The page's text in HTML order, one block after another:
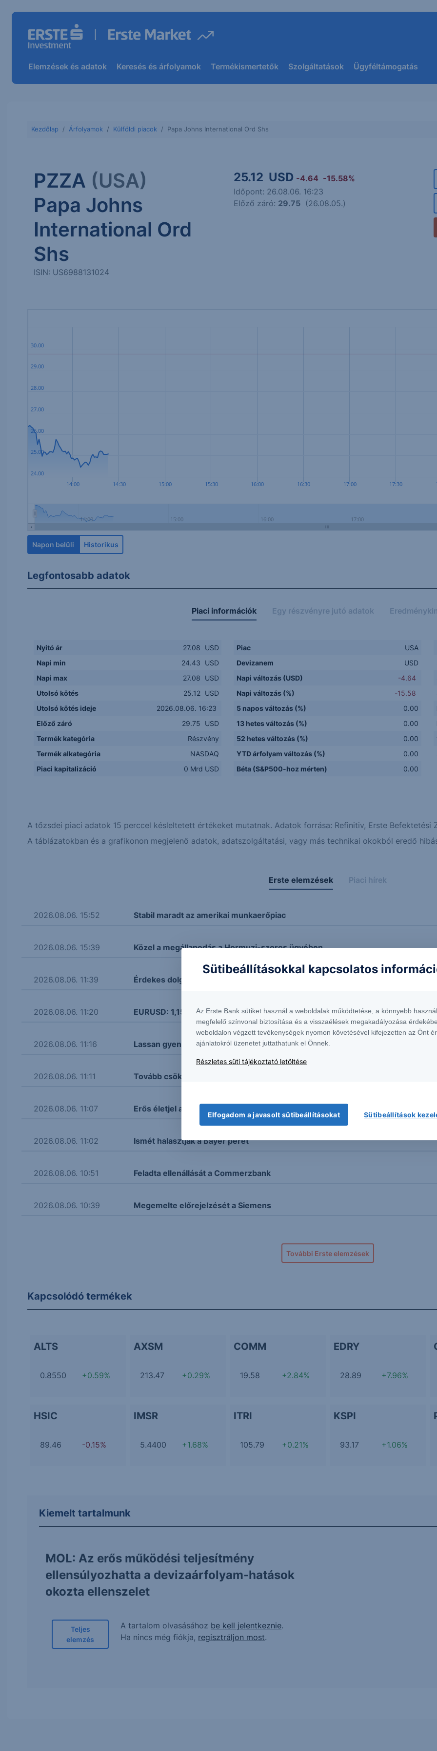
Elemzések és adatok Keresés és árfolyamok Termékismertetők Szolgáltatások Ügyféltámogatás
Kezdőlap Árfolyamok Külföldi piacok Papa Johns International Ord Shs
PZZA (USA)
Papa Johns
International Ord
Shs
ISIN: US6988131024
25.12 USD -4.64 -15.58%
Időpont: 26.08.06. 16:23
Előző záró: 29.75 (26.08.05.)
14:00 14:30 15:00 15:30 16:00 16:30 17:00 17:30
14:00 15:00 16:00 17:00
24.00
25.00
26.00
27.00
28.00
29.00
30.00
Napon belüli Historikus
Legfontosabb adatok
Piaci információk Egy részvényre jutó adatok
Nyitó ár 27.08
USD
Napi min
24.43
USD
Napi max
27.08
USD
Utolsó kötés
25.12
USD
Utolsó kötés ideje
2026.08.06. 16:23
Előző záró
29.75
USD
Termék kategória
Részvény
Termék alkategória
NASDAQ
Piaci kapitalizáció
0 Mrd USD
Piac
USA
Devizanem
USD
Napi változás (USD)
-4.64
Napi változás (%)
-15.58
5 napos változás (%)
0.00
13 hetes változás (%)
0.00
52 hetes változás (%)
0.00
YTD árfolyam változás (%)
0.00
Béta (S&P500-hoz mérten)
0.00
A tőzsdei piaci adatok 15 perccel késleltetett értékeket mutatnak. Adatok forrása: Refinitiv, Erste Befektetési
A táblázatokban és a grafikonon megjelenő adatok, adatszolgáltatási, vagy más technikai okokból eredő
Erste elemzések Piaci hírek
2026.08.06. 15:52 Stabil maradt az amerikai munkaerőpiac
2026.08.06. 15:39 Közel a megállapodás a Hormuzi-szoros ügyében
2026.08.06. 11:39 Érdekes dolgokat mondott az OTP!
2026.08.06. 11:20 EURUSD: 1,155 körül a kurzus
2026.08.06. 11:16 Lassan gyengül a forint
2026.08.06. 11:11 Tovább csökken a kőolaj ára
2026.08.06. 11:07 Erős életjel az aranynál
2026.08.06. 11:02 Ismét halasztják a Bayer perét
2026.08.06. 10:51 Feladta ellenállását a Commerzbank
2026.08.06. 10:39 Megemelte előrejelzését a Siemens
További Erste elemzések
Kapcsolódó termékek
ALTS
0.8550 +0.59%
AXSM
213.47 +0.29%
COMM
19.58 +2.84%
EDRY
28.89 +7.96%
HSIC
89.46 -0.15%
IMSR
5.4400 +1.68%
ITRI
105.79 +0.21%
KSPI
93.17 +1.06%
Kiemelt tartalmunk
MOL: Az erős működési teljesítmény
ellensúlyozhatta a devizaárfolyam-hatások
okozta ellenszelet
Teljes
elemzés
A tartalom olvasásához be kell jelentkeznie.
Ha nincs még fiókja, regisztráljon most.
Sütibeállításokkal kapcsolatos
Az Erste Bank sütiket használ a weboldalak működtetése, a könnyebb
megfelelő színvonal biztosítása és a visszaélések megakadályozása
weboldalon végzett tevékenységek nyomon követésével kifejezetten az Önt
ajánlatokról üzenetet juttathatunk el Önnek.
Részletes süti tájékoztató letöltése
Elfogadom a javasolt sütibeállításokat Sütibeállítások